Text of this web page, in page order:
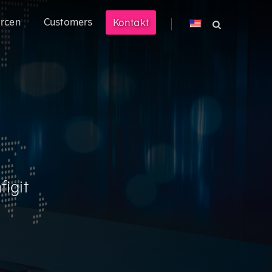
können Sie Ihre technisch
Markt bringen.
mit hochkomplexen
Customers Kontakt